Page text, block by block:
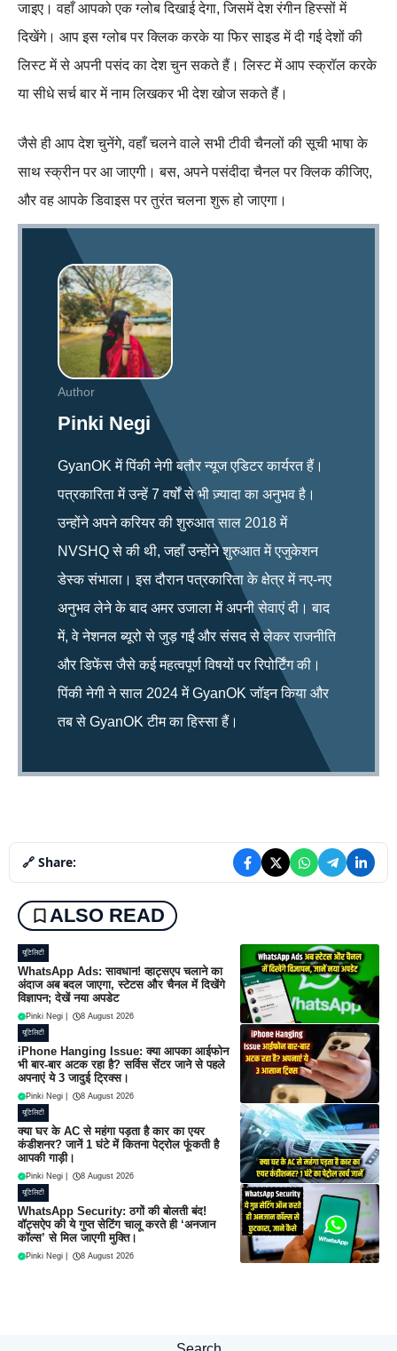
जाइए। वहाँ आपको एक ग्लोब दिखाई देगा, जिसमें देश रंगीन हिस्सों में
दिखेंगे। आप इस ग्लोब पर क्लिक करके या फिर साइड में दी गई देशों की
लिस्ट में से अपनी पसंद का देश चुन सकते हैं। लिस्ट में आप स्क्रॉल करके
या सीधे सर्च बार में नाम लिखकर भी देश खोज सकते हैं।
जैसे ही आप देश चुनेंगे, वहाँ चलने वाले सभी टीवी चैनलों की सूची भाषा के
साथ स्क्रीन पर आ जाएगी। बस, अपने पसंदीदा चैनल पर क्लिक कीजिए,
और वह आपके डिवाइस पर तुरंत चलना शुरू हो जाएगा।
Author
Pinki Negi
GyanOK में पिंकी नेगी बतौर न्यूज एडिटर कार्यरत हैं।
पत्रकारिता में उन्हें 7 वर्षों से भी ज़्यादा का अनुभव है।
उन्होंने अपने करियर की शुरुआत साल 2018 में
NVSHQ से की थी, जहाँ उन्होंने शुरुआत में एजुकेशन
डेस्क संभाला। इस दौरान पत्रकारिता के क्षेत्र में नए-नए
अनुभव लेने के बाद अमर उजाला में अपनी सेवाएं दी। बाद
में, वे नेशनल ब्यूरो से जुड़ गईं और संसद से लेकर राजनीति
और डिफेंस जैसे कई महत्वपूर्ण विषयों पर रिपोर्टिंग की।
पिंकी नेगी ने साल 2024 में GyanOK जॉइन किया और
तब से GyanOK टीम का हिस्सा हैं।
🔗 Share:
ALSO READ
यूटिलिटी
WhatsApp Ads: सावधान! व्हाट्सएप चलाने का
अंदाज अब बदल जाएगा, स्टेटस और चैनल में दिखेंगे
विज्ञापन; देखें नया अपडेट
Pinki Negi 8 August 2026
यूटिलिटी
iPhone Hanging Issue: क्या आपका आईफोन
भी बार-बार अटक रहा है? सर्विस सेंटर जाने से पहले
अपनाएं ये 3 जादुई ट्रिक्स।
Pinki Negi 8 August 2026
यूटिलिटी
क्या घर के AC से महंगा पड़ता है कार का एयर
कंडीशनर? जानें 1 घंटे में कितना पेट्रोल फूंकती है
आपकी गाड़ी।
Pinki Negi 8 August 2026
यूटिलिटी
WhatsApp Security: ठगों की बोलती बंद!
वॉट्सऐप की ये गुप्त सेटिंग चालू करते ही ‘अनजान
कॉल्स’ से मिल जाएगी मुक्ति।
Pinki Negi 8 August 2026